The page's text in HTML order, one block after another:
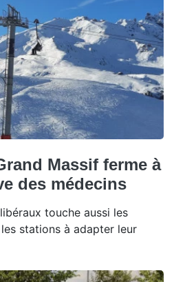
Massif ferme à
des médecins
touche aussi les
stations à adapter leur